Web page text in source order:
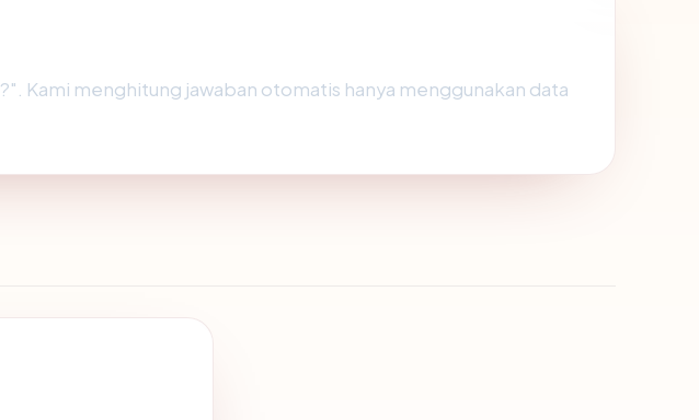
?". Kami menghitung jawaban otomatis hanya menggunakan data